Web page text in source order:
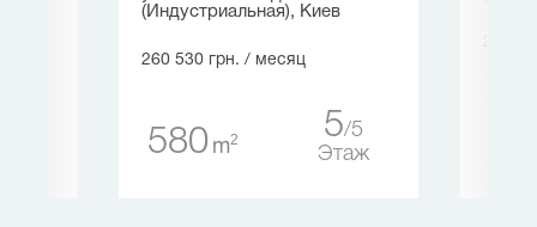
(Индустриальная), Киев
260 530 грн. / месяц
580 m2 5 5
Этаж